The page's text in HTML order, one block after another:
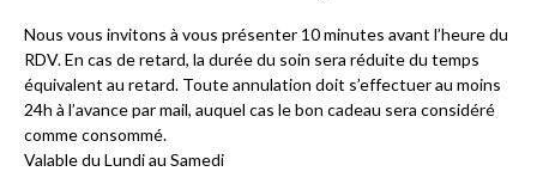
Nous vous invitons à vous présenter 10 minutes avant l’heure du
RDV. En cas de retard, la durée du soin sera réduite du temps
équivalent au retard. Toute annulation doit s’effectuer au moins
24h à l’avance par mail, auquel cas le bon cadeau sera considéré
comme consommé.
Valable du Lundi au Samedi